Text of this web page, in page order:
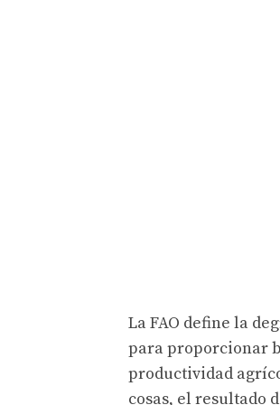
La FAO define la
para proporcionar
productividad
cosas, el resultado